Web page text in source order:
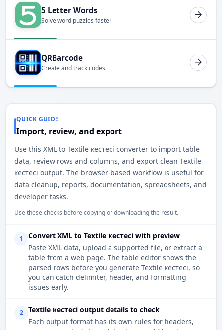
5 Letter Words
Solve word puzzles faster
QRBarcode
Create and track codes
QUICK GUIDE
Import, review, and export
Use this XML to Textile кестесі converter to import table
data, review rows and columns, and export clean Textile
кестесі output. The browser-based workflow is useful for
data cleanup, reports, documentation, spreadsheets, and
developer tasks.
Use these checks before copying or downloading the result.
1
Convert XML to Textile кестесі with preview
Paste XML data, upload a supported file, or extract a
table from a web page. The table editor shows the
parsed rows before you generate Textile кестесі, so
you can catch delimiter, header, and formatting
issues early.
2
Textile кестесі output details to check
Each output format has its own rules for headers,